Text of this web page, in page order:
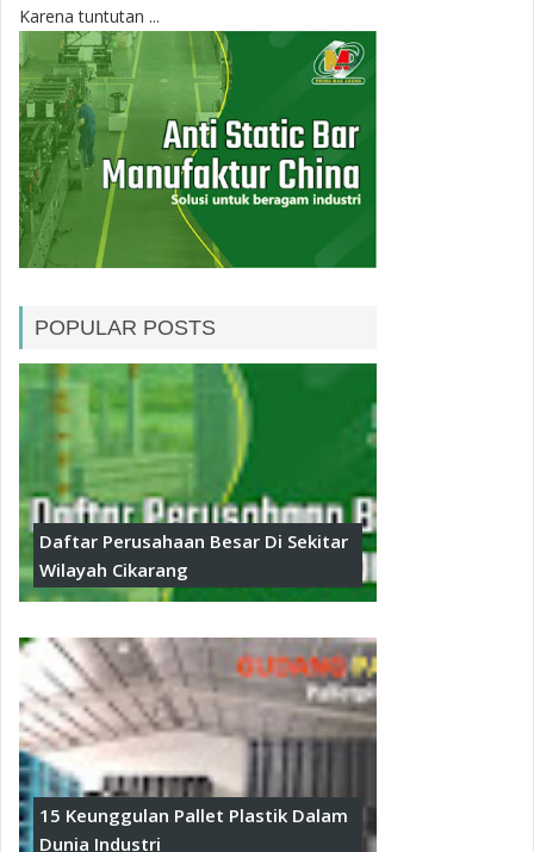
Karena tuntutan ...
POPULAR POSTS
Daftar Perusahaan Besar Di Sekitar
Wilayah Cikarang
15 Keunggulan Pallet Plastik Dalam
Dunia Industri